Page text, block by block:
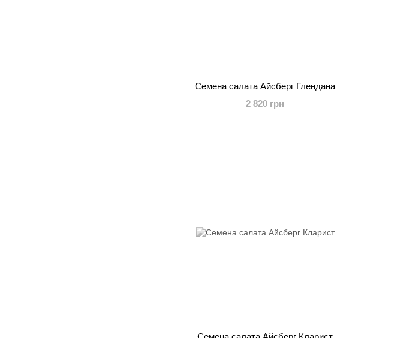
Семена салата Айсберг Глендана
2 820 грн